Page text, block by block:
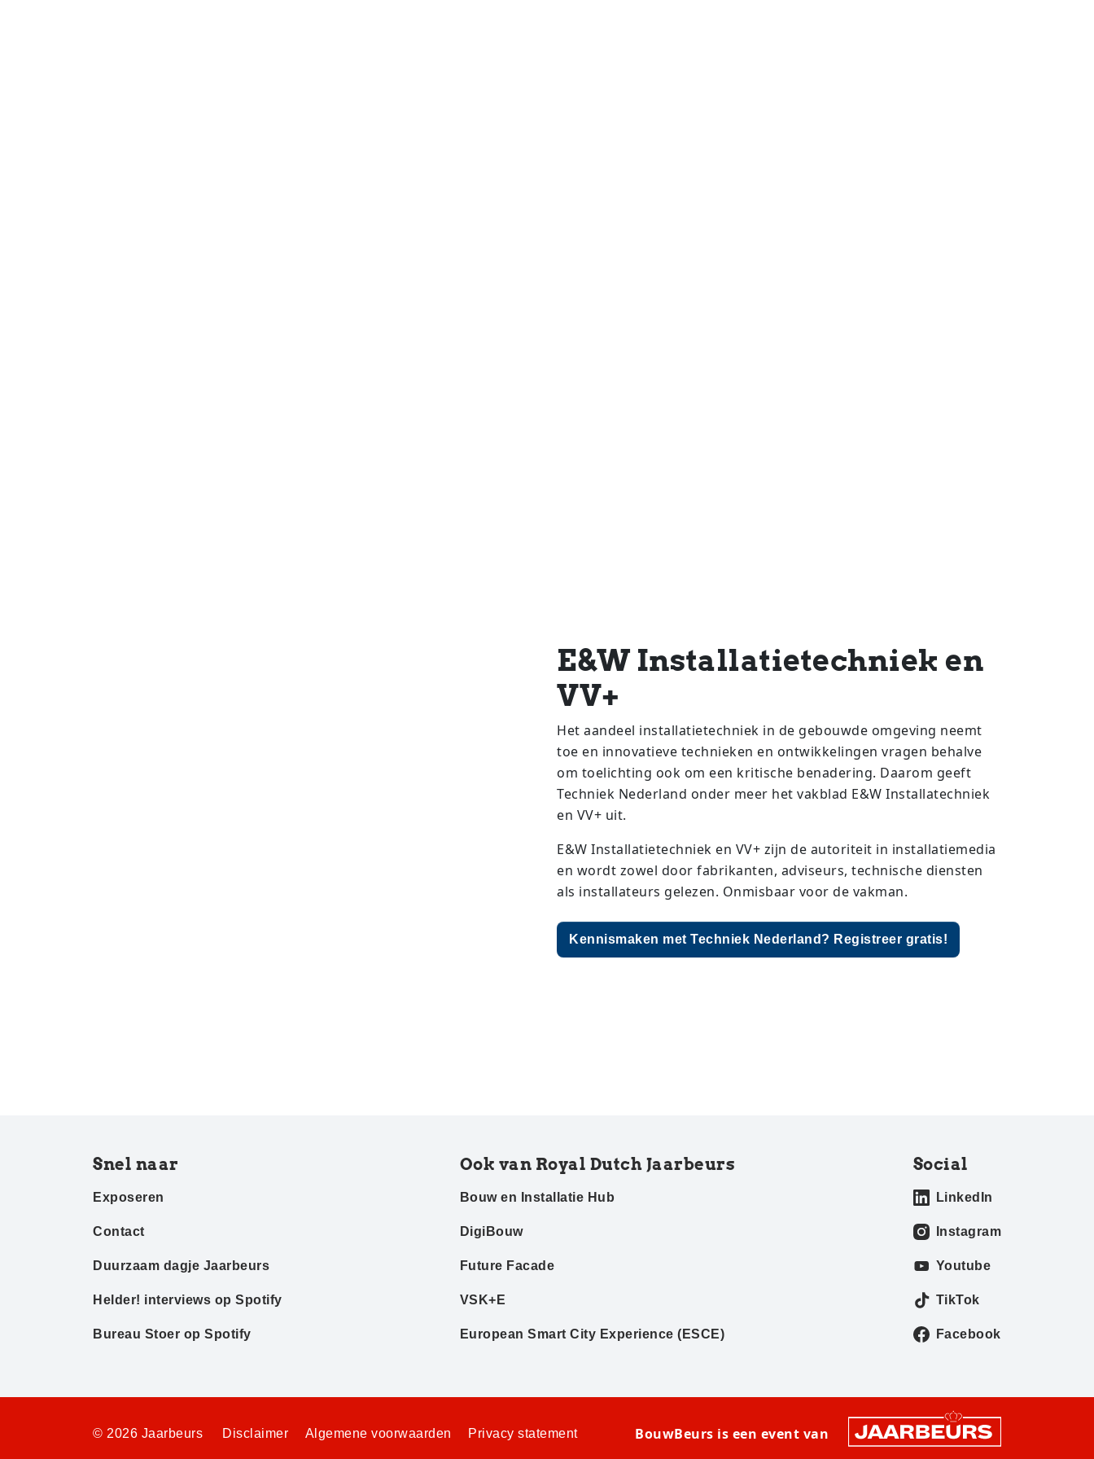
E&W Installatietechniek en
VV+
Het aandeel installatietechniek in de gebouwde omgeving neemt
toe en innovatieve technieken en ontwikkelingen vragen behalve
om toelichting ook om een kritische benadering. Daarom geeft
Techniek Nederland onder meer het vakblad E&W Installatechniek
en VV+ uit.
E&W Installatietechniek en VV+ zijn de autoriteit in installatiemedia
en wordt zowel door fabrikanten, adviseurs, technische diensten
als installateurs gelezen. Onmisbaar voor de vakman.
Kennismaken met Techniek Nederland? Registreer gratis!
Snel naar
Exposeren
Contact
Duurzaam dagje Jaarbeurs
Helder! interviews op Spotify
Bureau Stoer op Spotify
Ook van Royal Dutch Jaarbeurs
Bouw en Installatie Hub
DigiBouw
Future Facade
VSK+E
European Smart City Experience (ESCE)
Social
LinkedIn
Instagram
Youtube
TikTok
Facebook
© 2026 Jaarbeurs Disclaimer Algemene voorwaarden Privacy statement BouwBeurs is een event van